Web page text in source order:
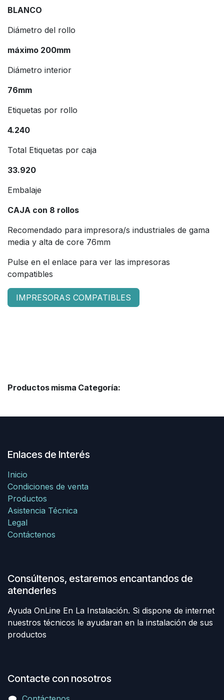
BLANCO
Diámetro del rollo
máximo 200mm
Diámetro interior
76mm
Etiquetas por rollo
4.240
Total Etiquetas por caja
33.920
Embalaje
CAJA con 8 rollos
Recomendado para impresora/s industriales de gama
media y alta de core 76mm
Pulse en el enlace para ver las impresoras
compatibles
IMPRESORAS COMPATIBLES
Productos misma Categoría:
Enlaces de Interés
Inicio
Condiciones de venta
Productos
Asistencia Técnica
Legal
Contáctenos
Consúltenos, estaremos encantandos de
atenderles
Ayuda OnLine En La Instalación. Si dispone de internet
nuestros técnicos le ayudaran en la instalación de sus
productos
Contacte con nosotros